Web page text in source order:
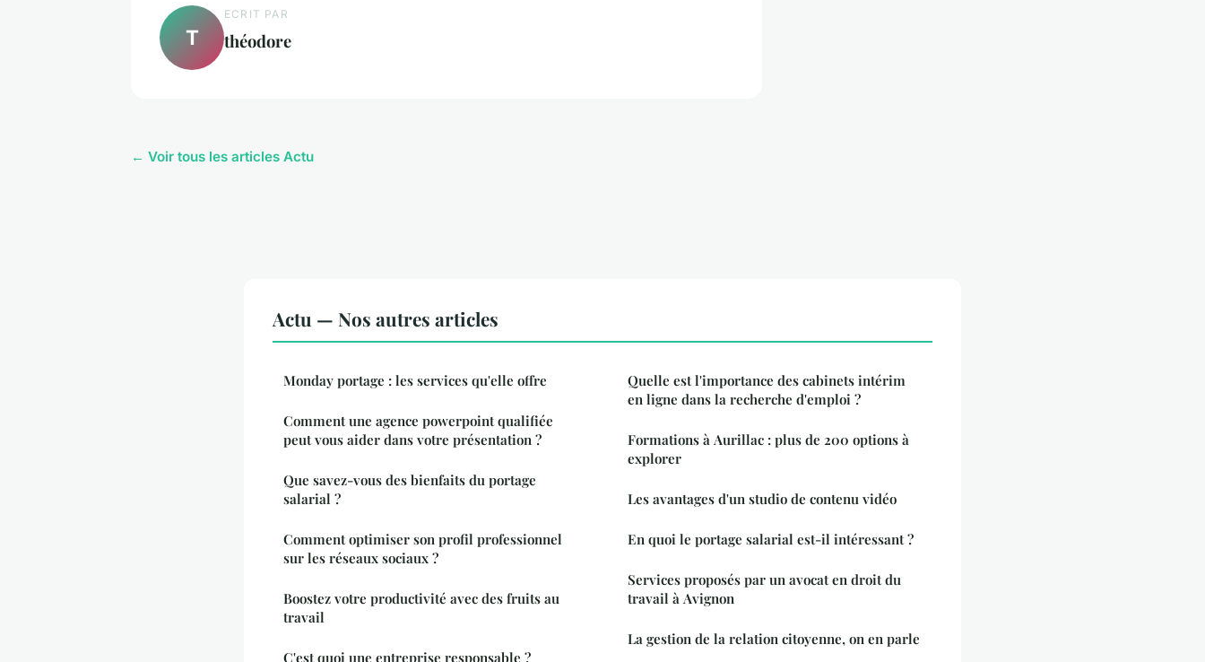
T
ECRIT PAR
théodore
← Voir tous les articles Actu
Actu — Nos autres articles
Monday portage : les services qu'elle offre
Comment une agence powerpoint qualifiée
peut vous aider dans votre présentation ?
Que savez-vous des bienfaits du portage
salarial ?
Comment optimiser son profil professionnel
sur les réseaux sociaux ?
Boostez votre productivité avec des fruits au
travail
C'est quoi une entreprise responsable ?
Quelle est l'importance des cabinets intérim
en ligne dans la recherche d'emploi ?
Formations à Aurillac : plus de 200 options à
explorer
Les avantages d'un studio de contenu vidéo
En quoi le portage salarial est-il intéressant ?
Services proposés par un avocat en droit du
travail à Avignon
La gestion de la relation citoyenne, on en parle